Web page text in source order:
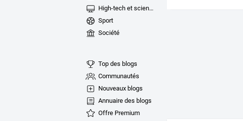
High-tech et sciences
Sport
Société
Top des blogs
Communautés
Nouveaux blogs
Annuaire des blogs
Offre Premium